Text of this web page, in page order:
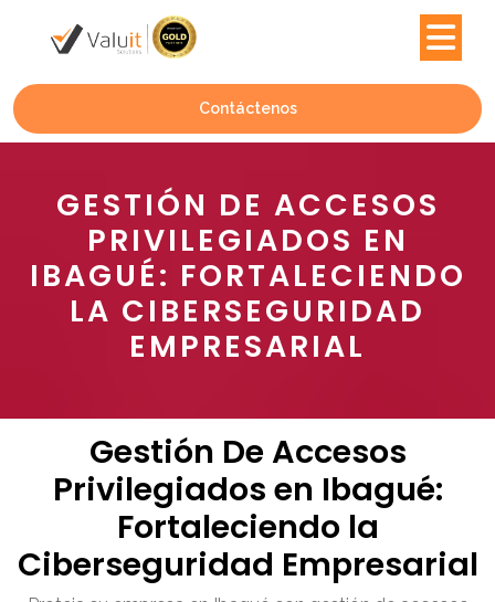
Contáctenos
GESTIÓN DE ACCESOS
PRIVILEGIADOS EN
IBAGUÉ: FORTALECIENDO
LA CIBERSEGURIDAD
EMPRESARIAL
Gestión De Accesos
Privilegiados en Ibagué:
Fortaleciendo la
Ciberseguridad Empresarial